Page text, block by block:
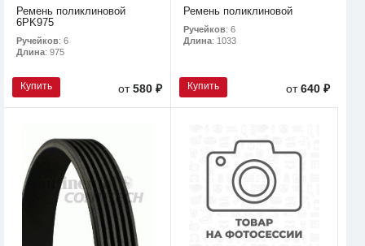
Ремень поликлиновой
6PK975
Ручейков: 6
Длина: 975
Купить от580 ₽
Ремень поликлиновой
Ручейков: 6
Длина: 1033
Купить от640 ₽